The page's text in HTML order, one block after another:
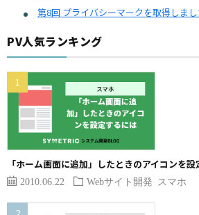
第8回 プライバシーマークを取得しまし
PV人気ランキング
「ホーム画面に追加」したときのアイコンを設
2010.06.22 Webサイト開発 スマホ